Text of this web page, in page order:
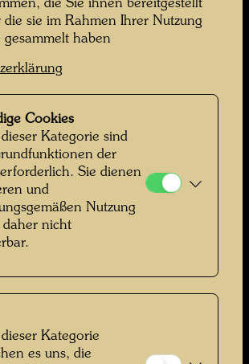
die Sie ihnen bereitgestellt
die sie im Rahmen Ihrer Nutzung
gesammelt haben
Cookies
Kategorie sind
der
Sie dienen
und
Nutzung
daher nicht
Kategorie
es uns, die